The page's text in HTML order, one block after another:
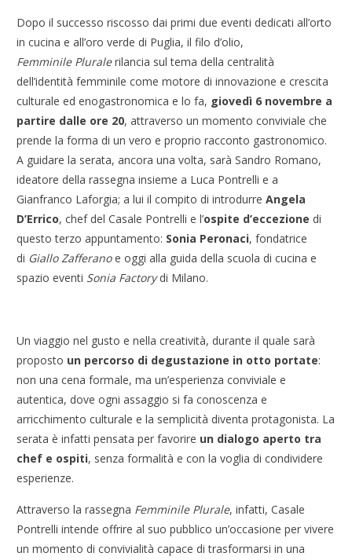
Dopo il successo riscosso dai primi due eventi dedicati all’orto
in cucina e all’oro verde di Puglia, il filo d’olio,
Femminile Pluralerilancia sul tema della centralità
dell’identità femminile come motore di innovazione e crescita
culturale ed enogastronomica e lo fa, giovedì 6 novembre a
partire dalle ore 20, attraverso un momento conviviale che
prende la forma di un vero e proprio racconto gastronomico.
A guidare la serata, ancora una volta, sarà Sandro Romano,
ideatore della rassegna insieme a Luca Pontrelli e a
Gianfranco Laforgia; a lui il compito di introdurreAngela
D’Errico, chef del Casale Pontrelli e l’ospite d’eccezione di
questo terzo appuntamento: Sonia Peronaci, fondatrice
di Giallo Zafferanoe oggi alla guida della scuola di cucina e
spazio eventi Sonia Factorydi Milano.
Un viaggio nel gusto e nella creatività, durante il quale sarà
proposto un percorso di degustazione in otto portate:
non una cena formale, ma un’esperienza conviviale e
autentica, dove ogni assaggio si fa conoscenza e
arricchimento culturale e la semplicità diventa protagonista. La
serata è infatti pensata per favorire un dialogo aperto tra
chef e ospiti, senza formalità e con la voglia di condividere
esperienze.
Attraverso la rassegna Femminile Plurale, infatti, Casale
Pontrelli intende offrire al suo pubblico un’occasione per vivere
un momento di convivialità capace di trasformarsi in una